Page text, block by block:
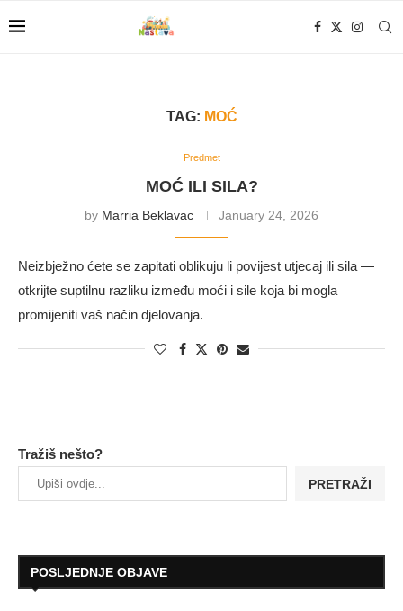
TAG: MOĆ
Predmet
MOĆ ILI SILA?
by Marria Beklavac January 24, 2026
Neizbježno ćete se zapitati oblikuju li povijest utjecaj ili sila —
otkrijte suptilnu razliku između moći i sile koja bi mogla
promijeniti vaš način djelovanja.
Tražiš nešto?
PRETRAŽI
POSLJEDNJE OBJAVE